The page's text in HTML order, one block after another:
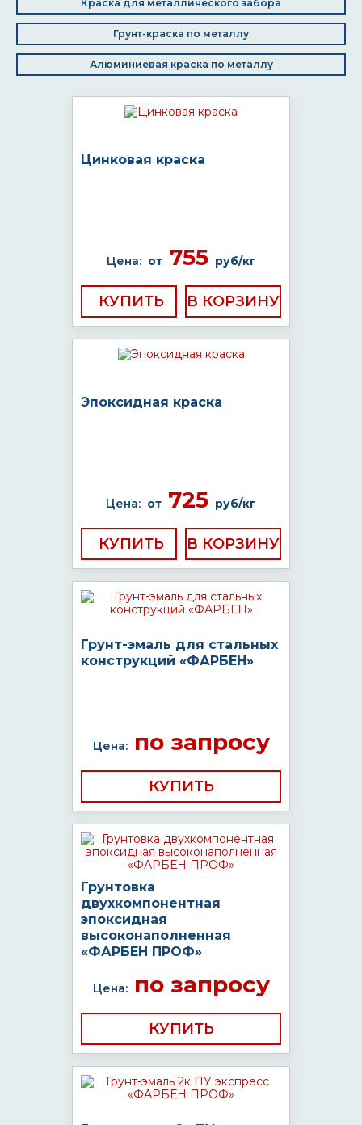
Краска для металлического забора
Грунт-краска по металлу
Алюминиевая краска по металлу
Цинковая краска
Цена: от755 руб/кг
КУПИТЬ
Эпоксидная краска
Цена: от 725 руб/кг
КУПИТЬ
Грунт-эмаль для стальных
конструкций «ФАРБЕН»
Цена:по запросу
КУПИТЬ
Грунтовка
двухкомпонентная
эпоксидная
высоконаполненная
«ФАРБЕН ПРОФ»
Цена:по запросу
КУПИТЬ